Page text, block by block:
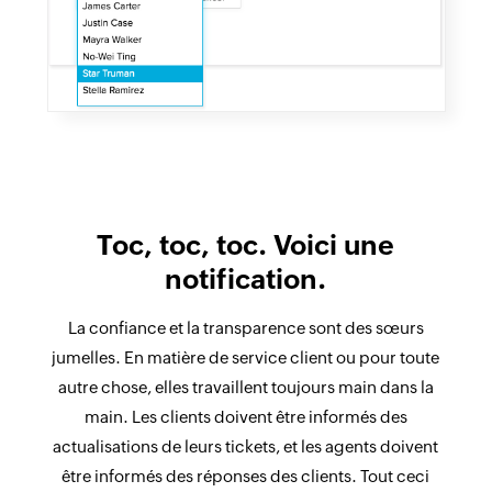
Toc, toc, toc. Voici une
notification.
La confiance et la transparence sont des sœurs
jumelles. En matière de service client ou pour toute
autre chose, elles travaillent toujours main dans la
main. Les clients doivent être informés des
actualisations de leurs tickets, et les agents doivent
être informés des réponses des clients. Tout ceci